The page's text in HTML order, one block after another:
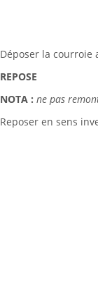
Déposer la courroie
REPOSE
NOTA : ne pas
Reposer en sens